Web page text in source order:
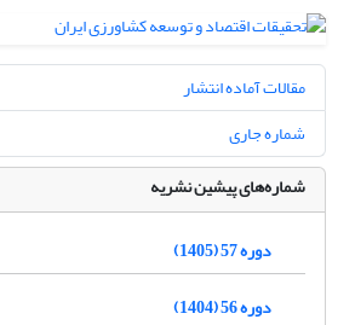
مقالات آماده انتشار
شماره جاری
شماره‌های پیشین نشریه
دوره 57 (1405)
دوره 56 (1404)